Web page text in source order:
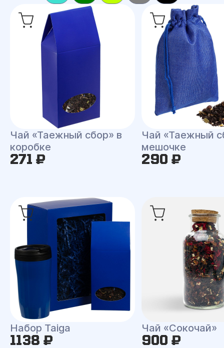
Чай «Таежный сбор» в
коробке
271 ₽
Чай «Таежный
мешочке
290 ₽
Набор Taiga
1138 ₽
Чай «Сокочай»
900 ₽